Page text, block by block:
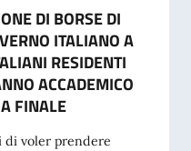
DI BORSE DI
ITALIANO A
RESIDENTI
ACCADEMICO
FINALE
voler prendere